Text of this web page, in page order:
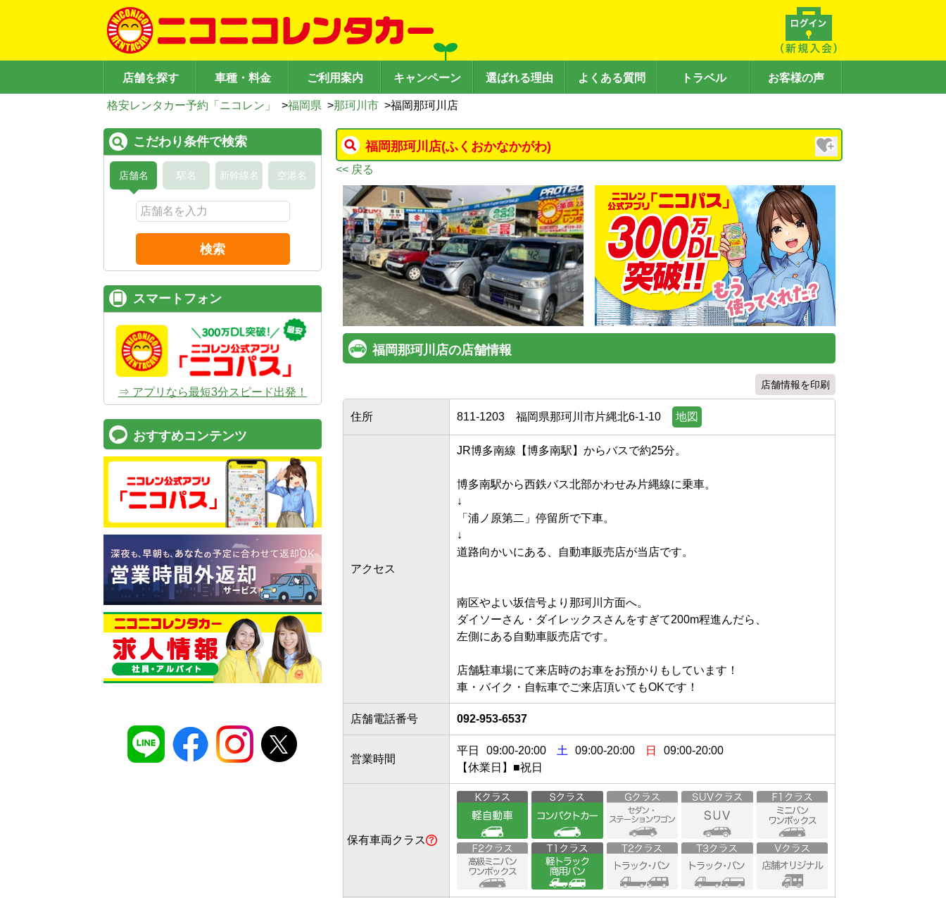
店舗を探す 車種・料金 ご利用案内 キャンペーン 選ばれる理由 よくある質問 トラベル お客様の声
格安レンタカー予約「ニコレン」 >福岡県 >那珂川市 >福岡那珂川店
福岡那珂川店(ふくおかなかがわ)
<< 戻る
福岡那珂川店の店舗情報
店舗情報を印刷
住所 811-1203 福岡県那珂川市片縄北6-1-10 地図
アクセス
JR博多南線【博多南駅】からバスで約25分。
博多南駅から西鉄バス北部かわせみ片縄線に乗車。
↓
「浦ノ原第二」停留所で下車。
↓
道路向かいにある、自動車販売店が当店です。
南区やよい坂信号より那珂川方面へ。
ダイソーさん・ダイレックスさんをすぎて200m程進んだら、
左側にある自動車販売店です。
店舗駐車場にて来店時のお車をお預かりもしています！
車・バイク・自転車でご来店頂いてもOKです！
店舗電話番号 092-953-6537
営業時間
平日 09:00-20:00 土 09:00-20:00 日
09:00-20:00
【休業日】■祝日
保有車両クラス
こだわり条件で検索
店舗名 駅名 新幹線名 空港名
検索
スマートフォン
⇒ アプリなら最短3分スピード出発！
おすすめコンテンツ